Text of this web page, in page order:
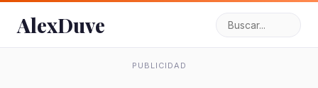
AlexDuve
PUBLICIDAD